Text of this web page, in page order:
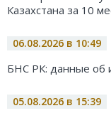
Казахстана за 10
06.08.2026 в 10:49
БНС РК: данные об
05.08.2026 в 15:39